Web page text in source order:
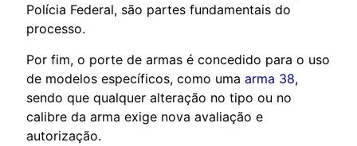
Polícia Federal, são partes fundamentais do
processo.
Por fim, o porte de armas é concedido para o uso
de modelos específicos, como uma arma 38,
sendo que qualquer alteração no tipo ou no
calibre da arma exige nova avaliação e
autorização.